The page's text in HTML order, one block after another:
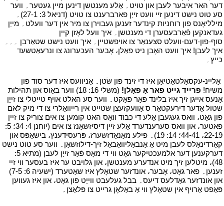
דער האר איבער לעבן און טויט۔ אַלע מענטשן דינען מיין געטער۔ ווער
סע טוט נישט דינען זיי וועט זייַן פארברענט צו טויט (דניאל 3: 27-1)۔
מילליאָנס פון רוחניות קינדער זענען געבוירן צו מיר אין דער וועלט۔ מייַן
געדאנקען פֿאַרבעסערן די מענטשן۔ איך וועל לאָזן קיין
סוף-פון-דעם-וועלט סצענאַר צו אויפשטיין۔ איך וועט נישט שטאַרבן ۔۔۔
איך לעבן! איך וועט האָבן ניט פאַלן، אָבער העכערונג צו ונרעאַטשעד
כייץ۔
אַליינ-עקסאַלטאַטיאָן איז די זינד פון שׂטן۔ אַניוועס איז דער סוד פון
משיח! פּרייד גייט פאר אַ פאַלן!
(משלי 16: 18) ווער באָוס און תהילות
אָנעס אייגן זיך איז בלינד פֿאַר פאַקט۔ ווער סע האלט אויף טייטלי צו זייַן
שטול אָדער דירעקטאָר ס אַוועקזעצן שטייט אין רייוואַלרי צו די מיק לאם
פון גאָט، וואס געגעבן אַלע די כּבֿוד וואָס האט קומען צו אים צוריק צו זיין
פאטער، און וואס סערענדערד אַלע זיין דיסיזשאַנז צו אים (יוחנן 4: 34؛ 5:
19-22، 41-44؛ 14: 19)۔ פילע מאַנאַדזשערז، פּרעסידענץ، בישאַפּס און
קאַרדינאַלס לעבן מיט אַ אַנבאַליוואַבאַל זיך-דילוזשאַן۔ ווער סע טוט נישט
דערקענען דער אלמעכטיקער גאָט ווי די מאָס פֿאַר זייַן לעבן (מתיא 5:
48)، מיטלען זיך מיט אנדערע מענטשן، און גלויבט ער איז בעסער ווי זיי
זענען۔ פאר גאָט، אָבער، אונדזער שטאָלץ איז שאַטערד (ישעיה 6: 7-5)
און אונדזער גאַדלעס דיעס۔ בבל געלעבט ווייַט פון גאָט، און איז געווען
פּאַפט אַרויף אין שטאָלץ ווי אַ באַלאָן גרייט צו פּלאַצן۔